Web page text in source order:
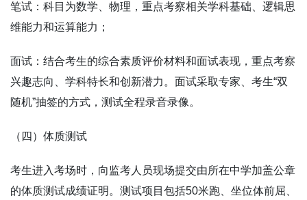
笔试：科目为数学、物理，重点考察相关学科基础、逻辑思
维能力和运算能力；
面试：结合考生的综合素质评价材料和面试表现，重点考察
兴趣志向、学科特长和创新潜力。面试采取专家、考生“双
随机”抽签的方式，测试全程录音录像。
（四）体质测试
考生进入考场时，向监考人员现场提交由所在中学加盖公章
的体质测试成绩证明。测试项目包括50米跑、坐位体前屈、